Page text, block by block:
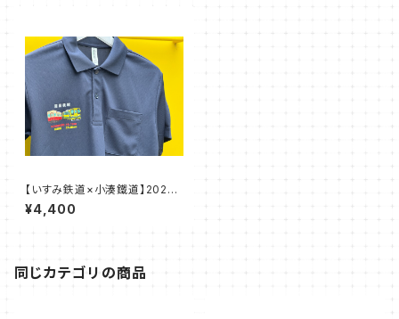
【いすみ鉄道×小湊鐵道】2026
房総横断ポロシャツ
¥4,400
同じカテゴリの商品